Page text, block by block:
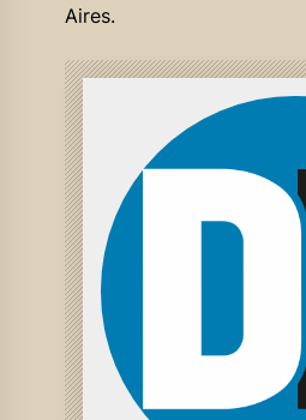
Aires.